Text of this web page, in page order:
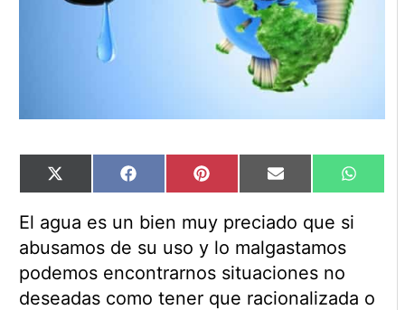
Compartir
en
X
(Twitter)
Compartir
en
Facebook Compartir
en
Pinterest Compartir
en
Email
en
El agua es un bien muy preciado que si
abusamos de su uso y lo malgastamos
podemos encontrarnos situaciones no
deseadas como tener que racionalizada o